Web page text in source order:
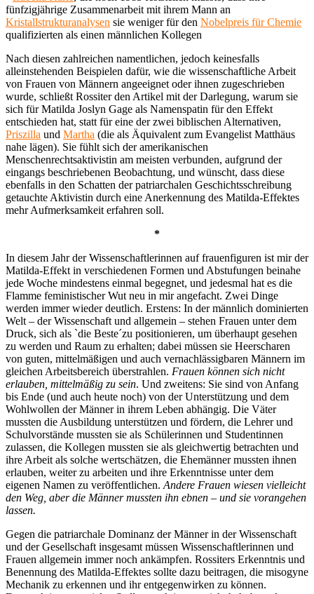
fünfzigjährige Zusammenarbeit mit ihrem Mann an
Kristallstrukturanalysen sie weniger für den Nobelpreis für Chemie
qualifizierten als einen männlichen Kollegen
Nach diesen zahlreichen namentlichen, jedoch keinesfalls
alleinstehenden Beispielen dafür, wie die wissenschaftliche Arbeit
von Frauen von Männern angeeignet oder ihnen zugeschrieben
wurde, schließt Rossiter den Artikel mit der Darlegung, warum sie
sich für Matilda Joslyn Gage als Namenspatin für den Effekt
entschieden hat, statt für eine der zwei biblischen Alternativen,
Priszilla und Martha (die als Äquivalent zum Evangelist Matthäus
nahe lägen). Sie fühlt sich der amerikanischen
Menschenrechtsaktivistin am meisten verbunden, aufgrund der
eingangs beschriebenen Beobachtung, und wünscht, dass diese
ebenfalls in den Schatten der patriarchalen Geschichtsschreibung
getauchte Aktivistin durch eine Anerkennung des Matilda-Effektes
mehr Aufmerksamkeit erfahren soll.
*
In diesem Jahr der Wissenschaftlerinnen auf frauenfiguren ist mir der
Matilda-Effekt in verschiedenen Formen und Abstufungen beinahe
jede Woche mindestens einmal begegnet, und jedesmal hat es die
Flamme feministischer Wut neu in mir angefacht. Zwei Dinge
werden immer wieder deutlich. Erstens: In der männlich dominierten
Welt – der Wissenschaft und allgemein – stehen Frauen unter dem
Druck, sich als `die Beste´zu positionieren, um überhaupt gesehen
zu werden und Raum zu erhalten; dabei müssen sie Heerscharen
von guten, mittelmäßigen und auch vernachlässigbaren Männern im
gleichen Arbeitsbereich überstrahlen. Frauen können sich nicht
erlauben, mittelmäßig zu sein. Und zweitens: Sie sind von Anfang
bis Ende (und auch heute noch) von der Unterstützung und dem
Wohlwollen der Männer in ihrem Leben abhängig. Die Väter
mussten die Ausbildung unterstützen und fördern, die Lehrer und
Schulvorstände mussten sie als Schülerinnen und Studentinnen
zulassen, die Kollegen mussten sie als gleichwertig betrachten und
ihre Arbeit als solche wertschätzen, die Ehemänner mussten ihnen
erlauben, weiter zu arbeiten und ihre Erkenntnisse unter dem
eigenen Namen zu veröffentlichen. Andere Frauen wiesen vielleicht
den Weg, aber die Männer mussten ihn ebnen – und sie vorangehen
lassen.
Gegen die patriarchale Dominanz der Männer in der Wissenschaft
und der Gesellschaft insgesamt müssen Wissenschaftlerinnen und
Frauen allgemein immer noch ankämpfen. Rossiters Erkenntnis und
Benennung des Matilda-Effektes sollte dazu beitragen, die misogyne
Mechanik zu erkennen und ihr entgegenwirken zu können.